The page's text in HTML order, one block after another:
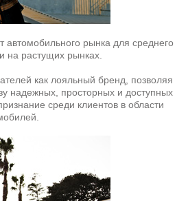
автомобильного рынка для среднего
на растущих рынках.
как лояльный бренд, позволяя
надежных, просторных и доступных
среди клиентов в области